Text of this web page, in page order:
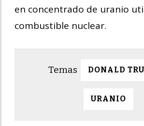
en concentrado de uranio
combustible nuclear.
DONALD
URANIO